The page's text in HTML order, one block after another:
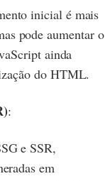
inicial é mais
pode aumentar o
ainda
do HTML.
:
e SSR,
em